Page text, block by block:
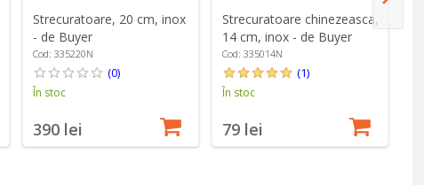
Strecuratoare, 20 cm, inox
- de Buyer
Cod: 335220N
(0)
În stoc
390 lei
Strecuratoare chinezeasca,
14 cm, inox - de Buyer
Cod: 335014N
(1)
În stoc
79 lei